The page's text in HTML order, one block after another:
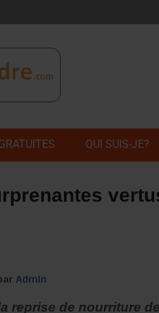
QUI SUIS-JE?
Admin
reprise de nourriture